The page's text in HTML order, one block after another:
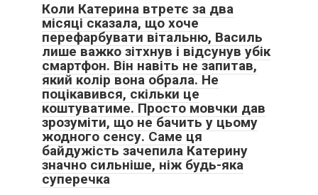
Коли Катерина втретє за два
місяці сказала, що хоче
перефарбувати вітальню, Василь
лише важко зітхнув і відсунув убік
смартфон. Він навіть не запитав,
який колір вона обрала. Не
поцікавився, скільки це
коштуватиме. Просто мовчки дав
зрозуміти, що не бачить у цьому
жодного сенсу. Саме ця
байдужість зачепила Катерину
значно сильніше, ніж будь-яка
суперечка